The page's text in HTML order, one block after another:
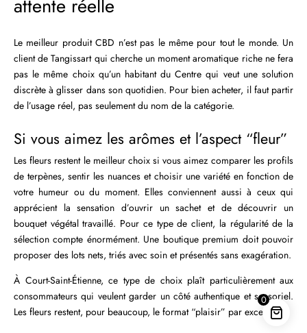
0
attente réelle
Le meilleur produit CBD n’est pas le même pour tout le monde. Un
client de Tangissart qui cherche un moment aromatique riche ne fera
pas le même choix qu’un habitant du Centre qui veut une solution
discrète à glisser dans son quotidien. Pour bien acheter, il faut partir
de l’usage réel, pas seulement du nom de la catégorie.
Si vous aimez les arômes et l’aspect “fleur”
Les fleurs restent le meilleur choix si vous aimez comparer les profils
de terpènes, sentir les nuances et choisir une variété en fonction de
votre humeur ou du moment. Elles conviennent aussi à ceux qui
apprécient la sensation d’ouvrir un sachet et de découvrir un
bouquet végétal travaillé. Pour ce type de client, la régularité de la
sélection compte énormément. Une boutique premium doit pouvoir
proposer des lots nets, triés avec soin et présentés sans exagération.
À Court-Saint-Étienne, ce type de choix plaît particulièrement aux
consommateurs qui veulent garder un côté authentique et sensoriel.
Les fleurs restent, pour beaucoup, le format “plaisir” par excellence.